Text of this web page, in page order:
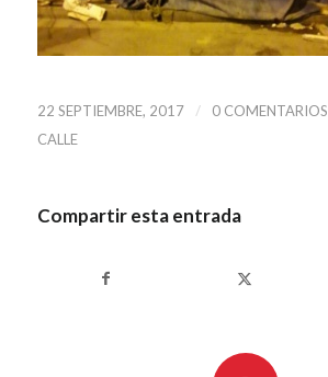
22 SEPTIEMBRE, 2017 / 0 COMENTARIOS
CALLE
Compartir esta entrada